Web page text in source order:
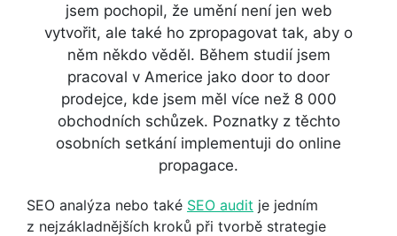
jsem pochopil, že umění není jen web
vytvořit, ale také ho zpropagovat tak, aby o
něm někdo věděl. Během studií jsem
pracoval v Americe jako door to door
prodejce, kde jsem měl více než 8 000
obchodních schůzek. Poznatky z těchto
osobních setkání implementuji do online
propagace.
SEO analýza nebo také SEO audit je jedním
z nejzákladnějších kroků při tvorbě strategie